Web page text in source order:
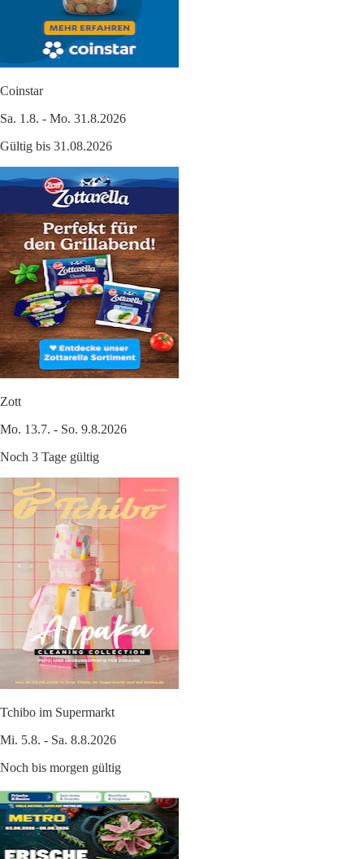
Coinstar
Sa. 1.8. - Mo. 31.8.2026
Gültig bis 31.08.2026
Zott
Mo. 13.7. - So. 9.8.2026
Noch 3 Tage gültig
Tchibo im Supermarkt
Mi. 5.8. - Sa. 8.8.2026
Noch bis morgen gültig